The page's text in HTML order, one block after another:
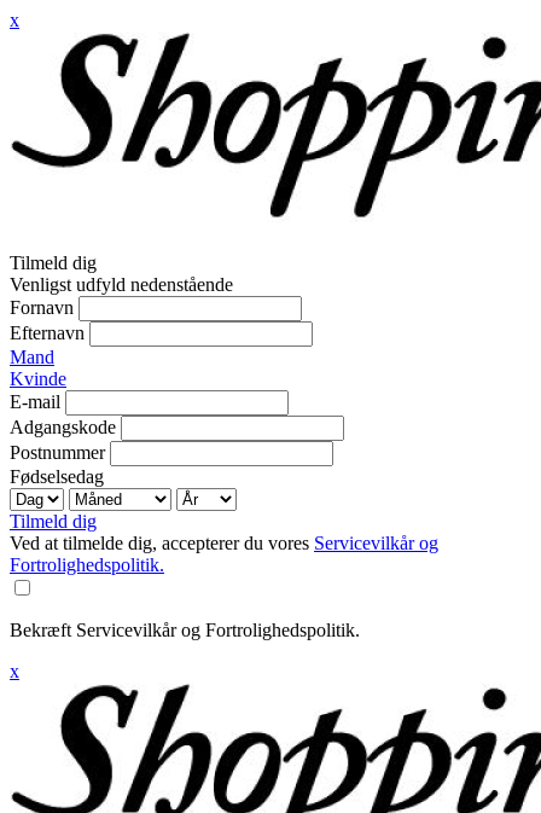
x
Tilmeld dig
Venligst udfyld nedenstående
Fornavn
Efternavn
Mand
Kvinde
E-mail
Adgangskode
Postnummer
Fødselsedag
Tilmeld dig
Ved at tilmelde dig, accepterer du vores Servicevilkår og
Fortrolighedspolitik.
Bekræft Servicevilkår og Fortrolighedspolitik.
x